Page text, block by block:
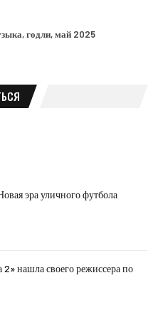
годли, май 2025
эра уличного футбола
нашла своего режиссера по